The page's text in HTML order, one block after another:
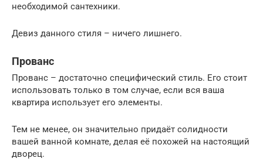
необходимой сантехники.
Девиз данного стиля – ничего лишнего.
Прованс
Прованс – достаточно специфический стиль. Его стоит
использовать только в том случае, если вся ваша
квартира использует его элементы.
Тем не менее, он значительно придаёт солидности
вашей ванной комнате, делая её похожей на настоящий
дворец.